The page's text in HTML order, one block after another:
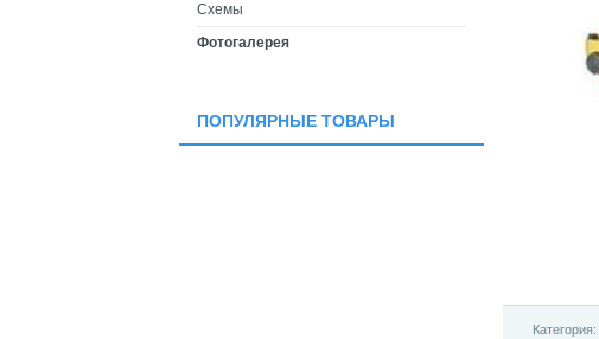
Категория:
Схемы
Фотогалерея
ПОПУЛЯРНЫЕ ТОВАРЫ